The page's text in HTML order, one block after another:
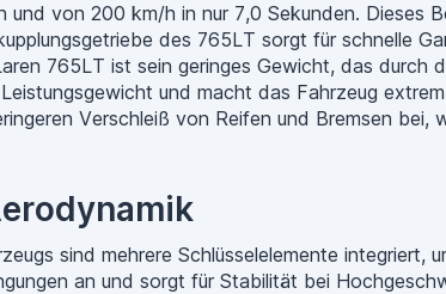
von 200 km/h in nur 7,0 Sekunden. Dieses
des 765LT sorgt für schnelle
765LT ist sein geringes Gewicht, das
und macht das Fahrzeug
Verschleiß von Reifen und Bremsen
sind mehrere Schlüsselelemente
an und sorgt für Stabilität bei